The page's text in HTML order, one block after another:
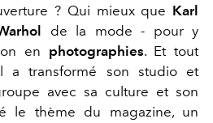
? Qui mieux que Karl
de la mode - pour y
en photographies. Et tout
a transformé son studio et
avec sa culture et son
le thème du magazine, un